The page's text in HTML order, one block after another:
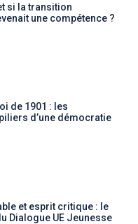
si la transition
une compétence ?
de 1901 : les
d’une démocratie
et esprit critique : le
Dialogue UE Jeunesse